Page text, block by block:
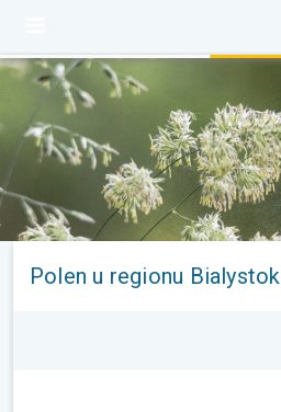
Polen u regionu Bialystok